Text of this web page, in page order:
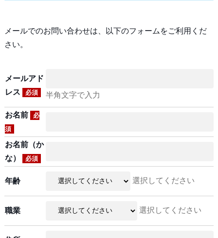
メールでのお問い合わせは、以下のフォームをご利用くだ
さい。
メールアド
レス
必須 半角文字で入力
お名前
必
須
お名前（か
な）
必須
年齢 選択してください
職業 選択してください